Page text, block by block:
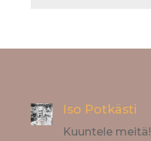
Iso Potkästi
Kuuntele meitä!